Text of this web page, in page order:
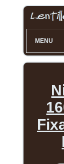
MENU